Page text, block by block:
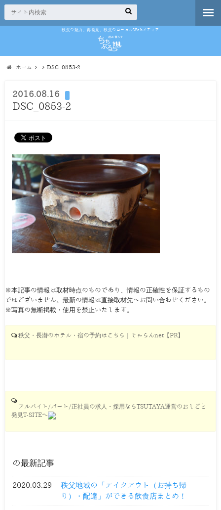
秩父の魅力、再発見。秩父のローカルWebメディア
ホーム DSC_0853-2
2016.08.16
DSC_0853-2
※本記事の情報は取材時点のものであり、情報の正確性を保証するもの
ではございません。最新の情報は直接取材先へお問い合わせください。
※写真の無断掲載・使用を禁止いたします。
秩父・長瀞のホテル・宿の予約はこちら｜じゃらんnet【PR】
アルバイト/パート/正社員の求人・採用ならTSUTAYA運営のおしごと
発見T-SITEへ
の最新記事
2020.03.29
秩父地域の「テイクアウト（お持ち帰
り）・配達」ができる飲食店まとめ！